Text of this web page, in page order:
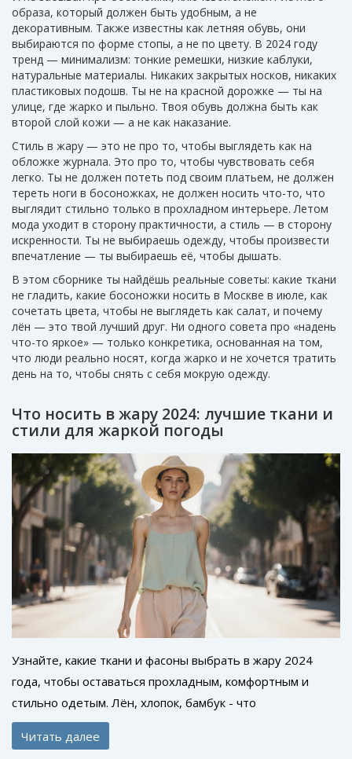
образа, который должен быть удобным, а не
декоративным. Также известны как летняя обувь, они
выбираются по форме стопы, а не по цвету. В 2024 году
тренд — минимализм: тонкие ремешки, низкие каблуки,
натуральные материалы. Никаких закрытых носков, никаких
пластиковых подошв. Ты не на красной дорожке — ты на
улице, где жарко и пыльно. Твоя обувь должна быть как
второй слой кожи — а не как наказание.
Стиль в жару — это не про то, чтобы выглядеть как на
обложке журнала. Это про то, чтобы чувствовать себя
легко. Ты не должен потеть под своим платьем, не должен
тереть ноги в босоножках, не должен носить что-то, что
выглядит стильно только в прохладном интерьере. Летом
мода уходит в сторону практичности, а стиль — в сторону
искренности. Ты не выбираешь одежду, чтобы произвести
впечатление — ты выбираешь её, чтобы дышать.
В этом сборнике ты найдёшь реальные советы: какие ткани
не гладить, какие босоножки носить в Москве в июле, как
сочетать цвета, чтобы не выглядеть как салат, и почему
лён — это твой лучший друг. Ни одного совета про «надень
что-то яркое» — только конкретика, основанная на том,
что люди реально носят, когда жарко и не хочется тратить
день на то, чтобы снять с себя мокрую одежду.
Что носить в жару 2024: лучшие ткани и
стили для жаркой погоды
Узнайте, какие ткани и фасоны выбрать в жару 2024
года, чтобы оставаться прохладным, комфортным и
стильно одетым. Лён, хлопок, бамбук - что
действительно работает в жару.
Читать далее